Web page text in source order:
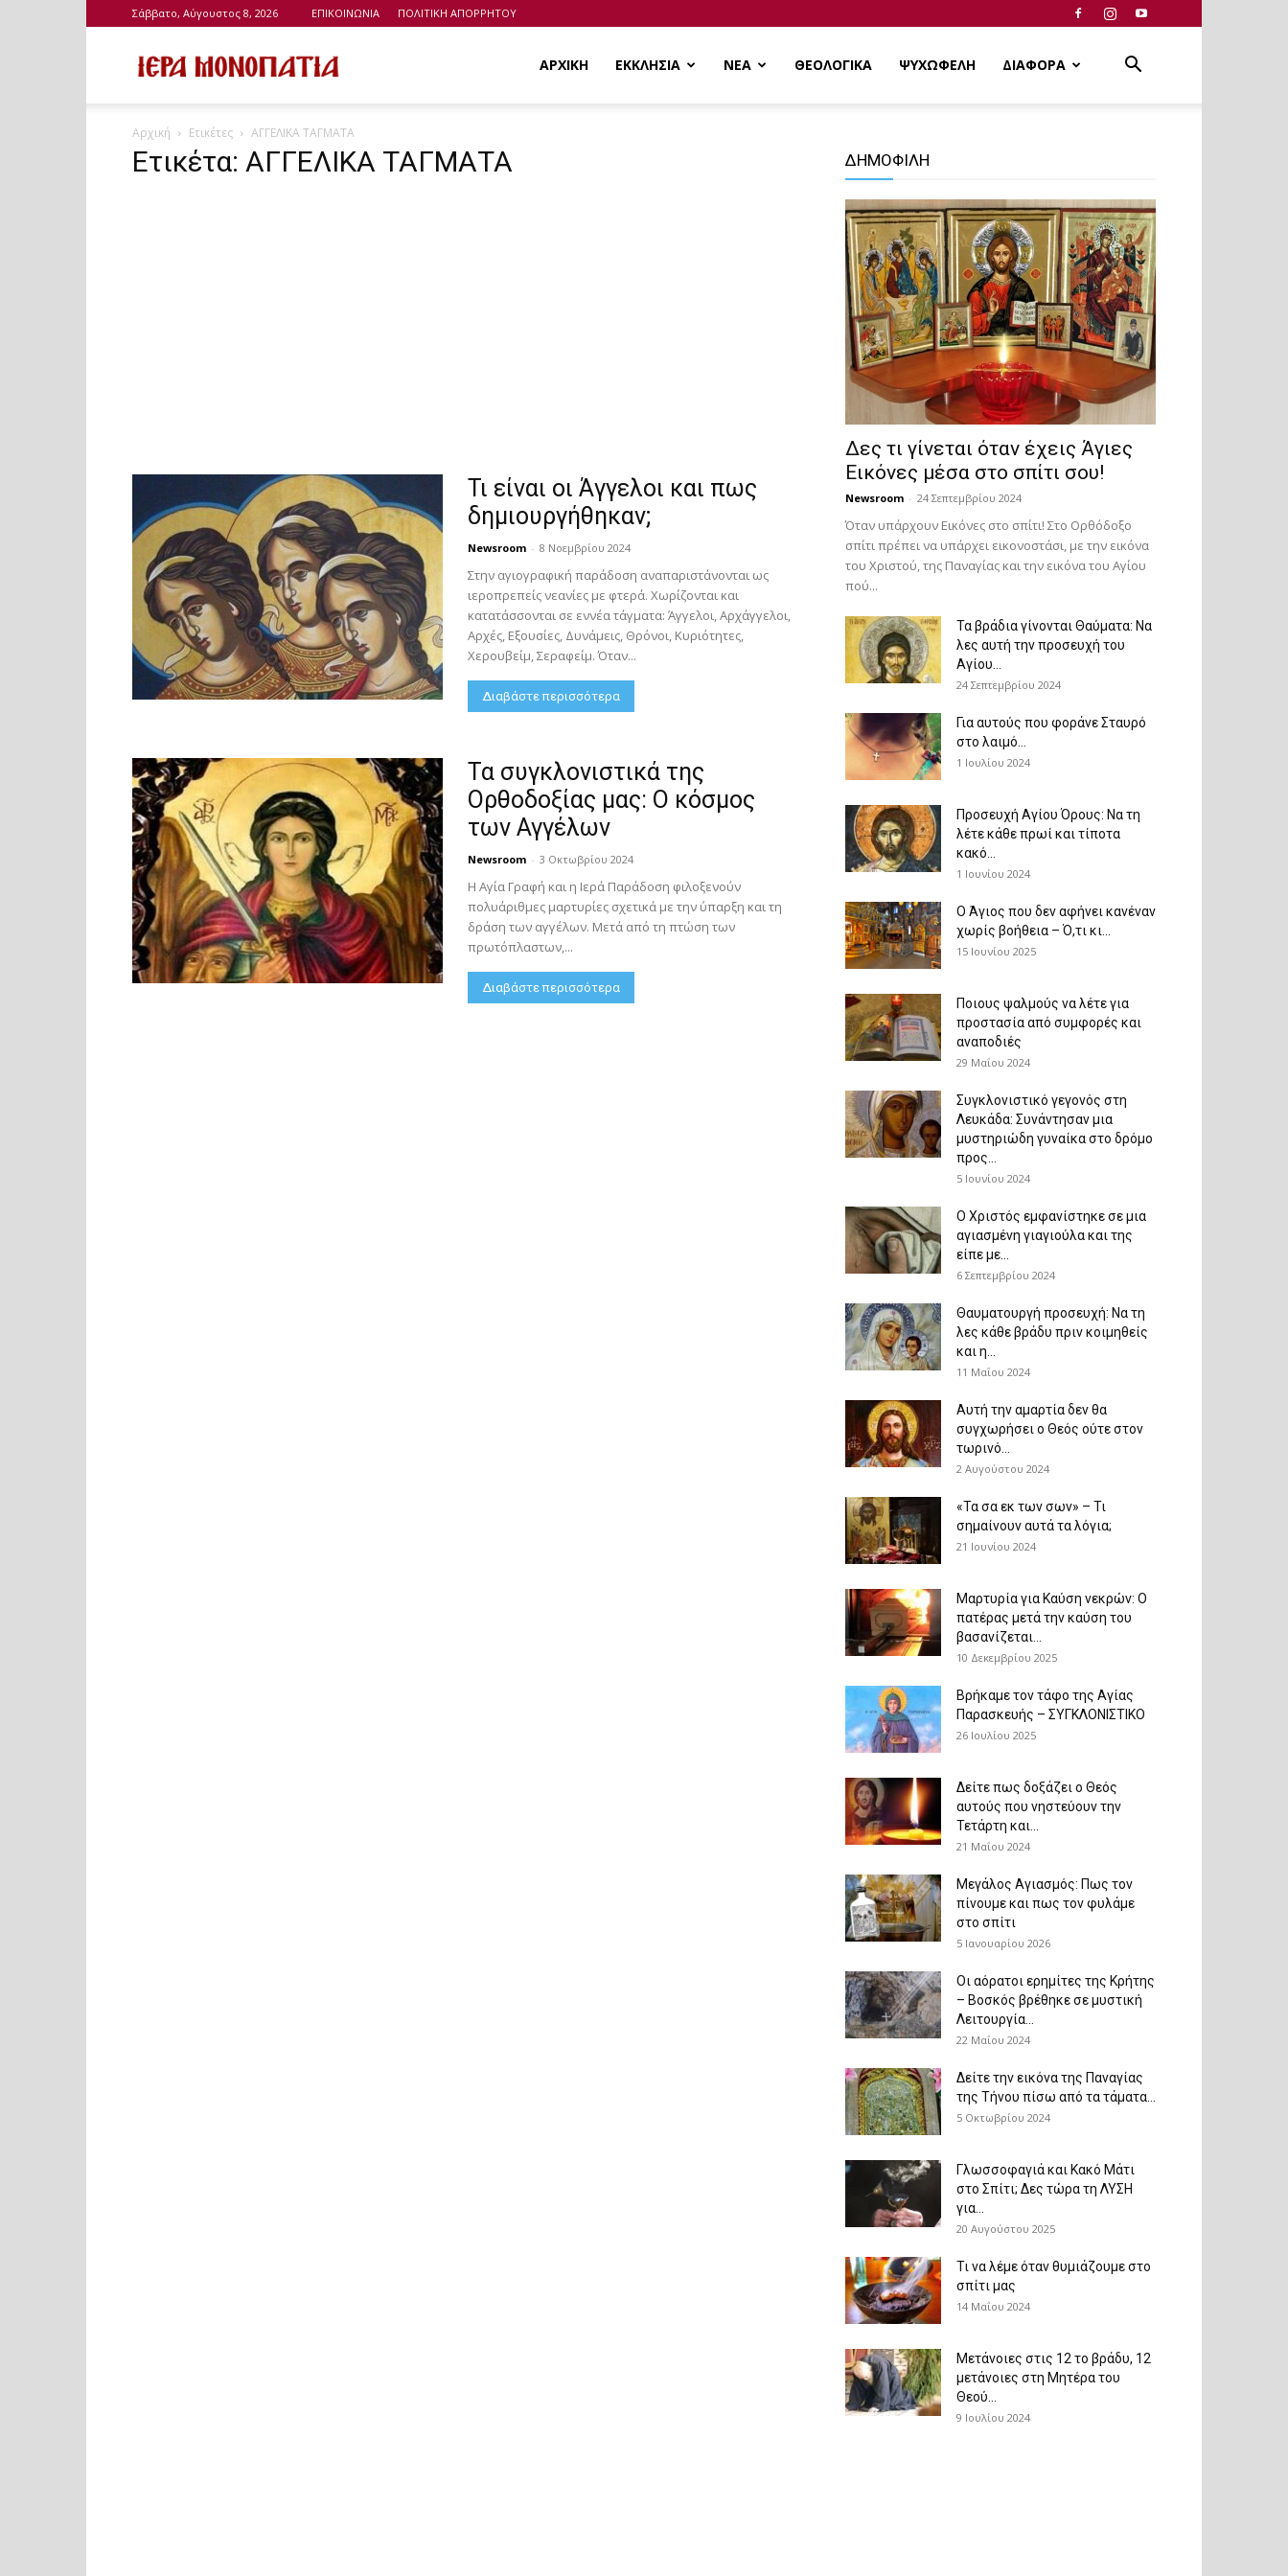
Σάββατο, Αύγουστος 8, 2026 ΕΠΙΚΟΙΝΩΝΙΑ ΠΟΛΙΤΙΚΗ ΑΠΟΡΡΗΤΟΥ
Μονοπάτια
ΑΡΧΙΚΗ ΕΚΚΛΗΣΙΑ ΝΕΑ ΘΕΟΛΟΓΙΚΑ ΨΥΧΩΦΕΛΗ ΔΙΑΦΟΡΑ
Αρχική Ετικέτες ΑΓΓΕΛΙΚΑ ΤΑΓΜΑΤΑ
Ετικέτα: ΑΓΓΕΛΙΚΑ ΤΑΓΜΑΤΑ
Τι είναι οι Άγγελοι και πως
δημιουργήθηκαν;
Newsroom - 8 Νοεμβρίου 2024
Στην αγιογραφική παράδοση αναπαριστάνονται ως
ιεροπρεπείς νεανίες με φτερά. Χωρίζονται και
κατατάσσονται σε εννέα τάγματα: Άγγελοι, Αρχάγγελοι,
Αρχές, Εξουσίες, Δυνάμεις, Θρόνοι, Κυριότητες,
Χερουβείμ, Σεραφείμ. Όταν...
Διαβάστε περισσότερα
Τα συγκλονιστικά της
Ορθοδοξίας μας: Ο κόσμος
των Αγγέλων
Newsroom - 3 Οκτωβρίου 2024
Η Αγία Γραφή και η Ιερά Παράδοση φιλοξενούν
πολυάριθμες μαρτυρίες σχετικά με την ύπαρξη και τη
δράση των αγγέλων. Μετά από τη πτώση των
πρωτόπλαστων,...
Διαβάστε περισσότερα
ΔΗΜΟΦΙΛΗ
Δες τι γίνεται όταν έχεις Άγιες
Εικόνες μέσα στο σπίτι σου!
Newsroom - 24 Σεπτεμβρίου 2024
Όταν υπάρχουν Εικόνες στο σπίτι! Στο Ορθόδοξο
σπίτι πρέπει να υπάρχει εικονοστάσι, με την εικόνα
του Χριστού, της Παν­αγίας και την εικόνα του Αγίου
πού...
Τα βράδια γίνονται Θαύματα: Να
λες αυτή την προσευχή του
Αγίου...
24 Σεπτεμβρίου 2024
Για αυτούς που φοράνε Σταυρό
στο λαιμό…
1 Ιουλίου 2024
Προσευχή Αγίου Όρους: Να τη
λέτε κάθε πρωί και τίποτα
κακό...
1 Ιουνίου 2024
Ο Άγιος που δεν αφήνει κανέναν
χωρίς βοήθεια – Ό,τι κι...
15 Ιουνίου 2025
Ποιους ψαλμούς να λέτε για
προστασία από συμφορές και
αναποδιές
29 Μαΐου 2024
Συγκλονιστικό γεγονός στη
Λευκάδα: Συνάντησαν μια
μυστηριώδη γυναίκα στο δρόμο
προς...
5 Ιουνίου 2024
Ο Χριστός εμφανίστηκε σε μια
αγιασμένη γιαγιούλα και της
είπε με...
6 Σεπτεμβρίου 2024
Θαυματουργή προσευχή: Να τη
λες κάθε βράδυ πριν κοιμηθείς
και η...
11 Μαΐου 2024
Αυτή την αμαρτία δεν θα
συγχωρήσει ο Θεός ούτε στον
τωρινό...
2 Αυγούστου 2024
«Τα σα εκ των σων» – Τι
σημαίνουν αυτά τα λόγια;
21 Ιουνίου 2024
Μαρτυρία για Καύση νεκρών: Ο
πατέρας μετά την καύση του
βασανίζεται...
10 Δεκεμβρίου 2025
Βρήκαμε τον τάφο της Αγίας
Παρασκευής – ΣΥΓΚΛΟΝΙΣΤΙΚΟ
26 Ιουλίου 2025
Δείτε πως δοξάζει ο Θεός
αυτούς που νηστεύουν την
Τετάρτη και...
21 Μαΐου 2024
Μεγάλος Αγιασμός: Πως τον
πίνουμε και πως τον φυλάμε
στο σπίτι
5 Ιανουαρίου 2026
Οι αόρατοι ερημίτες της Κρήτης
– Βοσκός βρέθηκε σε μυστική
Λειτουργία...
22 Μαΐου 2024
Δείτε την εικόνα της Παναγίας
της Τήνου πίσω από τα τάματα...
5 Οκτωβρίου 2024
Γλωσσοφαγιά και Κακό Μάτι
στο Σπίτι; Δες τώρα τη ΛΥΣΗ
για...
20 Αυγούστου 2025
Τι να λέμε όταν θυμιάζουμε στο
σπίτι μας
14 Μαΐου 2024
Μετάνοιες στις 12 το βράδυ, 12
μετάνοιες στη Μητέρα του
Θεού...
9 Ιουλίου 2024